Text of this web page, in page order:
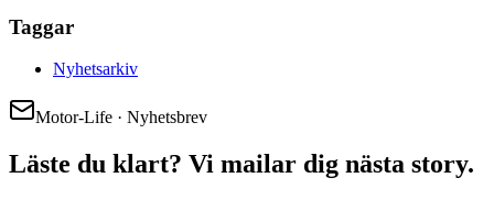
Taggar
Nyhetsarkiv
Motor-Life · Nyhetsbrev
Läste du klart? Vi mailar dig nästa story.